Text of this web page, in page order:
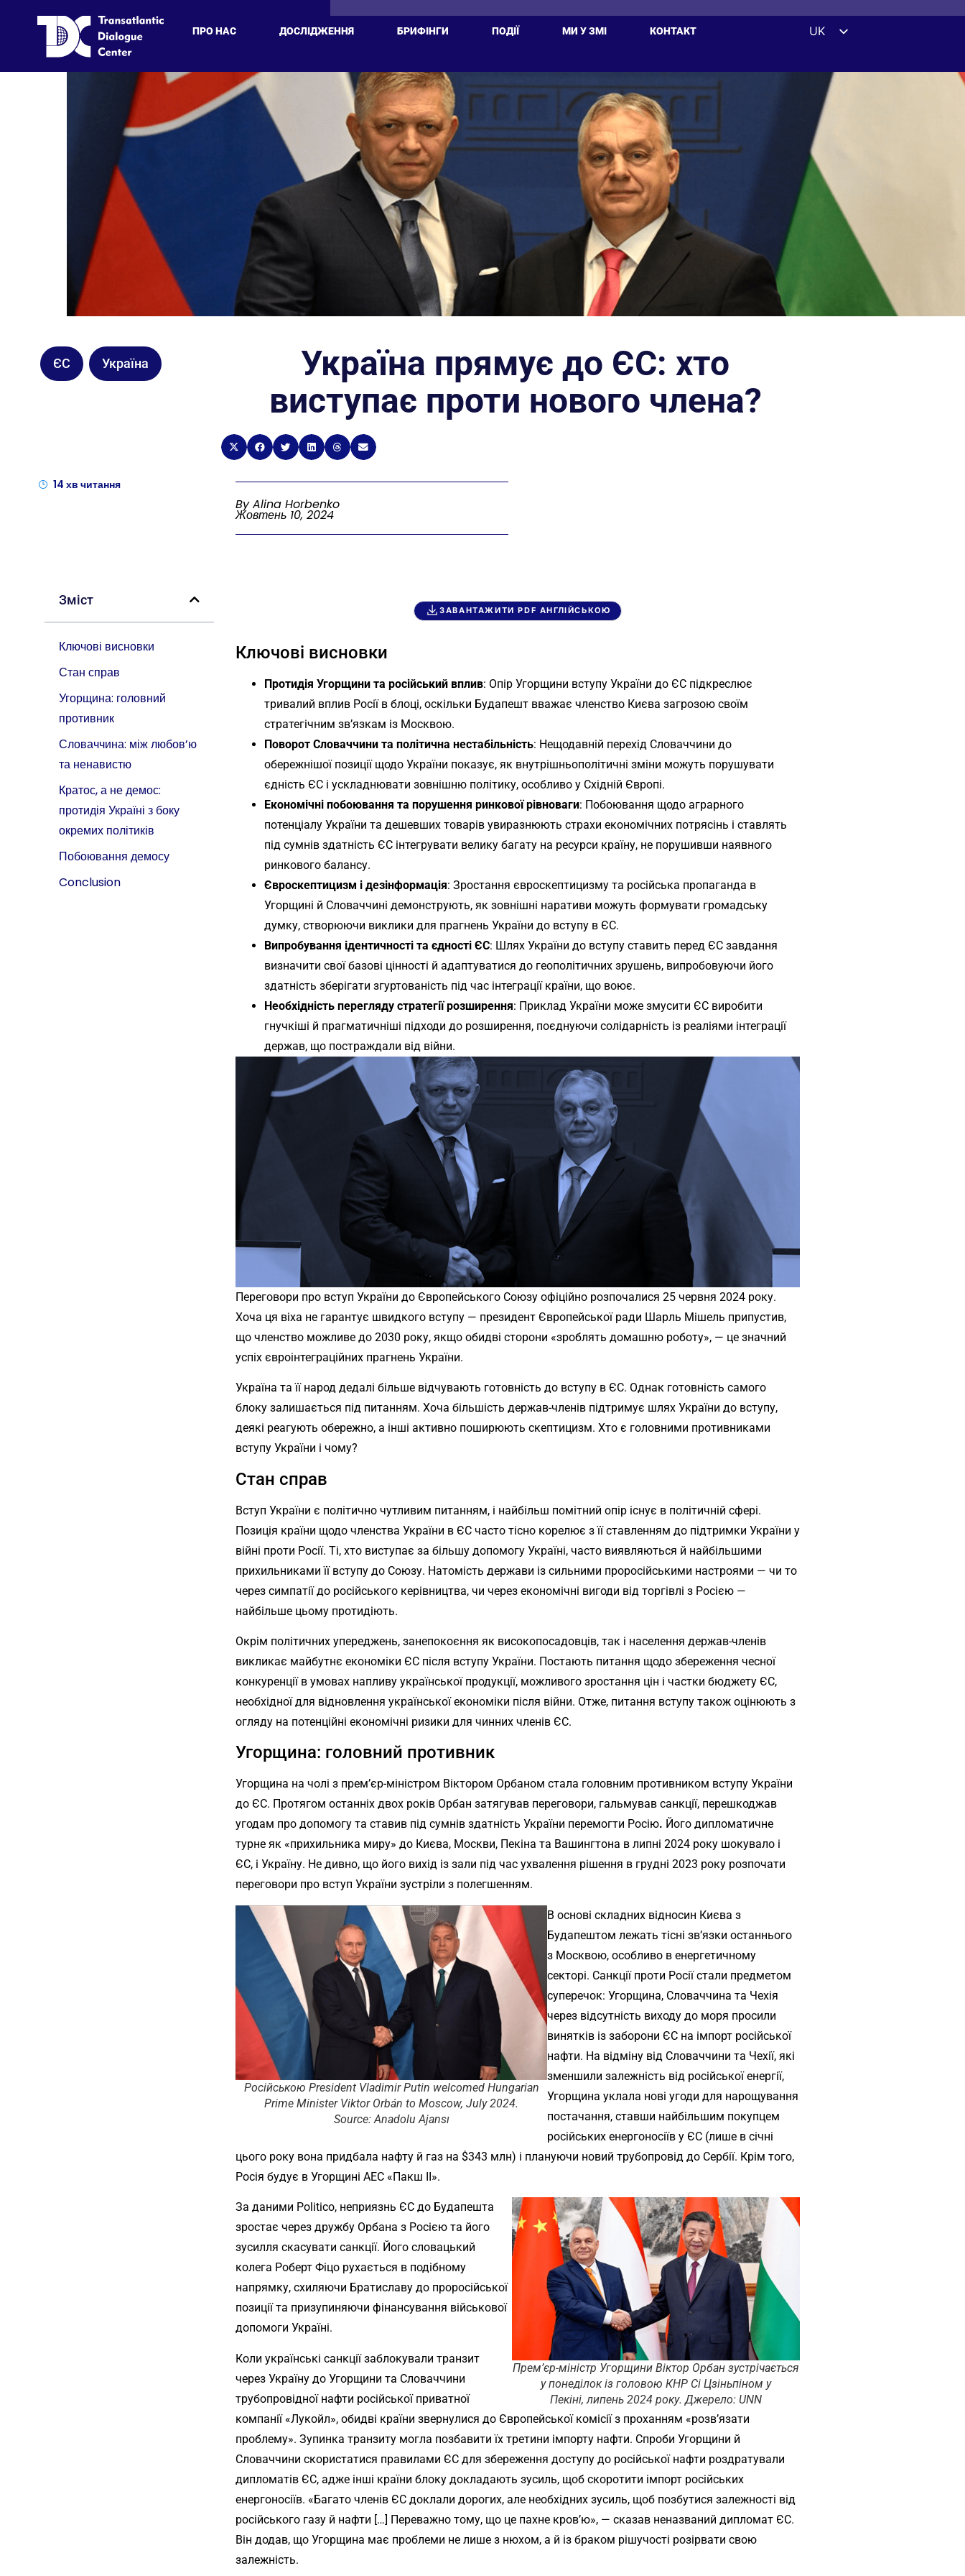
ПРО НАС ДОСЛІДЖЕННЯ БРИФІНГИ ПОДІЇ МИ У ЗМІ КОНТАКТ
UK
DE
FR
ZH
HI
ЄС Україна
Україна прямує до ЄС: хто
виступає проти нового члена?
14 хв читання
By Alina Horbenko
Жовтень 10, 2024
Зміст
Ключові висновки
Стан справ
Угорщина: головний
противник
Словаччина: між любов’ю
та ненавистю
Кратос, а не демос:
протидія Україні з боку
окремих політиків
Побоювання демосу
Conclusion
ЗАВАНТАЖИТИ PDF АНГЛІЙСЬКОЮ
Ключові висновки
Протидія Угорщини та російський вплив: Опір Угорщини вступу України до ЄС підкреслює
тривалий вплив Росії в блоці, оскільки Будапешт вважає членство Києва загрозою своїм
стратегічним зв’язкам із Москвою.
Поворот Словаччини та політична нестабільність: Нещодавній перехід Словаччини до
обережнішої позиції щодо України показує, як внутрішньополітичні зміни можуть порушувати
єдність ЄС і ускладнювати зовнішню політику, особливо у Східній Європі.
Економічні побоювання та порушення ринкової рівноваги: Побоювання щодо аграрного
потенціалу України та дешевших товарів увиразнюють страхи економічних потрясінь і ставлять
під сумнів здатність ЄС інтегрувати велику багату на ресурси країну, не порушивши наявного
ринкового балансу.
Євроскептицизм і дезінформація: Зростання євроскептицизму та російська пропаганда в
Угорщині й Словаччині демонструють, як зовнішні наративи можуть формувати громадську
думку, створюючи виклики для прагнень України до вступу в ЄС.
Випробування ідентичності та єдності ЄС: Шлях України до вступу ставить перед ЄС завдання
визначити свої базові цінності й адаптуватися до геополітичних зрушень, випробовуючи його
здатність зберігати згуртованість під час інтеграції країни, що воює.
Необхідність перегляду стратегії розширення: Приклад України може змусити ЄС виробити
гнучкіші й прагматичніші підходи до розширення, поєднуючи солідарність із реаліями інтеграції
держав, що постраждали від війни.
Переговори про вступ України до Європейського Союзу офіційно розпочалися 25 червня 2024 року.
Хоча ця віха не гарантує швидкого вступу — президент Європейської ради Шарль Мішель припустив,
що членство можливе до 2030 року, якщо обидві сторони «зроблять домашню роботу», — це значний
успіх євроінтеграційних прагнень України.
Україна та її народ дедалі більше відчувають готовність до вступу в ЄС. Однак готовність самого
блоку залишається під питанням. Хоча більшість держав-членів підтримує шлях України до вступу,
деякі реагують обережно, а інші активно поширюють скептицизм. Хто є головними противниками
вступу України і чому?
Стан справ
Вступ України є політично чутливим питанням, і найбільш помітний опір існує в політичній сфері.
Позиція країни щодо членства України в ЄС часто тісно корелює з її ставленням до підтримки України у
війні проти Росії. Ті, хто виступає за більшу допомогу Україні, часто виявляються й найбільшими
прихильниками її вступу до Союзу. Натомість держави із сильними проросійськими настроями — чи то
через симпатії до російського керівництва, чи через економічні вигоди від торгівлі з Росією —
найбільше цьому протидіють.
Окрім політичних упереджень, занепокоєння як високопосадовців, так і населення держав-членів
викликає майбутнє економіки ЄС після вступу України. Постають питання щодо збереження чесної
конкуренції в умовах напливу української продукції, можливого зростання цін і частки бюджету ЄС,
необхідної для відновлення української економіки після війни. Отже, питання вступу також оцінюють з
огляду на потенційні економічні ризики для чинних членів ЄС.
Угорщина: головний противник
Угорщина на чолі з прем’єр-міністром Віктором Орбаном стала головним противником вступу України
до ЄС. Протягом останніх двох років Орбан затягував переговори, гальмував санкції, перешкоджав
угодам про допомогу та ставив під сумнів здатність України перемогти Росію. Його дипломатичне
турне як «прихильника миру» до Києва, Москви, Пекіна та Вашингтона в липні 2024 року шокувало і
ЄС, і Україну. Не дивно, що його вихід із зали під час ухвалення рішення в грудні 2023 року розпочати
переговори про вступ України зустріли з полегшенням.
Російською President Vladimir Putin welcomed Hungarian
Prime Minister Viktor Orbán to Moscow, July 2024.
Source: Anadolu Ajansı
В основі складних відносин Києва з
Будапештом лежать тісні зв’язки останнього
з Москвою, особливо в енергетичному
секторі. Санкції проти Росії стали предметом
суперечок: Угорщина, Словаччина та Чехія
через відсутність виходу до моря просили
винятків із заборони ЄС на імпорт російської
нафти. На відміну від Словаччини та Чехії, які
зменшили залежність від російської енергії,
Угорщина уклала нові угоди для нарощування
постачання, ставши найбільшим покупцем
російських енергоносіїв у ЄС (лише в січні
цього року вона придбала нафту й газ на $343 млн) і плануючи новий трубопровід до Сербії. Крім того,
Росія будує в Угорщині АЕС «Пакш II».
Прем’єр-міністр Угорщини Віктор Орбан зустрічається
у понеділок із головою КНР Сі Цзіньпіном у
Пекіні, липень 2024 року. Джерело: UNN
За даними Politico, неприязнь ЄС до Будапешта
зростає через дружбу Орбана з Росією та його
зусилля скасувати санкції. Його словацький
колега Роберт Фіцо рухається в подібному
напрямку, схиляючи Братиславу до проросійської
позиції та призупиняючи фінансування військової
допомоги Україні.
Коли українські санкції заблокували транзит
через Україну до Угорщини та Словаччини
трубопровідної нафти російської приватної
компанії «Лукойл», обидві країни звернулися до Європейської комісії з проханням «розв’язати
проблему». Зупинка транзиту могла позбавити їх третини імпорту нафти. Спроби Угорщини й
Словаччини скористатися правилами ЄС для збереження доступу до російської нафти роздратували
дипломатів ЄС, адже інші країни блоку докладають зусиль, щоб скоротити імпорт російських
енергоносіїв. «Багато членів ЄС доклали дорогих, але необхідних зусиль, щоб позбутися залежності від
російського газу й нафти […] Переважно тому, що це пахне кров’ю», — сказав неназваний дипломат ЄС.
Він додав, що Угорщина має проблеми не лише з нюхом, а й із браком рішучості розірвати свою
залежність.